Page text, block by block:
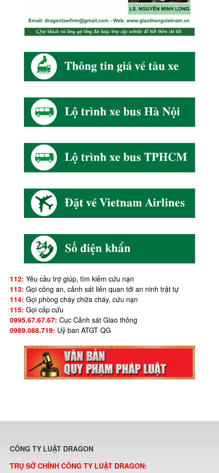
112: Yêu cầu trợ giúp, tìm kiếm cứu nạn
113: Gọi công an, cảnh sát liên quan tới an ninh trật tự
114: Gọi phòng cháy chữa cháy, cứu nạn
115: Gọi cấp cứu
0995.67.67.67: Cục Cảnh sát Giao thông
0989.088.719: Uỷ ban ATGT QG
CÔNG TY LUẬT DRAGON
TRỤ SỞ CHÍNH CÔNG TY LUẬT DRAGON: